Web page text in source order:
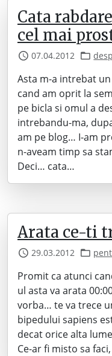
Cata
cel mai
07.04.2012
Asta m-a intrebat
cand am oprit la
pe bicla si omul a
intrebandu-ma,
am pe blog… I-am
n-aveam timp sa
Deci… cata…
Arata ce-ti
29.03.2012
Promit ca atunci
ul asta va arata
vorba… te va trece
bipedului sapiens
decat orice alta
Ce-ar fi misto sa